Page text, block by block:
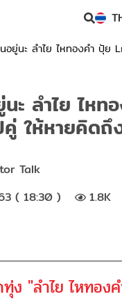
อยู่นะ ลำไย ไหทองคำ ปุ้ย
ะ ลำไย ไหท
ให้หายคิดถึ
Talk
( 18:30 )
1.8K
ง "ลำไย ไหทอง